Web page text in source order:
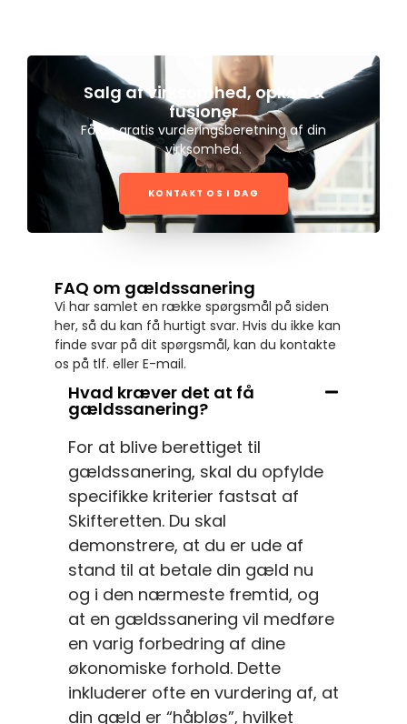
Salg af virksomhed, opkøb &
fusioner
Få en gratis vurderingsberetning af din
virksomhed.
KONTAKT OS I DAG
FAQ om gældssanering
Vi har samlet en række spørgsmål på siden
her, så du kan få hurtigt svar. Hvis du ikke kan
finde svar på dit spørgsmål, kan du kontakte
os på tlf. eller E-mail.
Hvad kræver det at få
gældssanering?
For at blive berettiget til
gældssanering, skal du opfylde
specifikke kriterier fastsat af
Skifteretten. Du skal
demonstrere, at du er ude af
stand til at betale din gæld nu
og i den nærmeste fremtid, og
at en gældssanering vil medføre
en varig forbedring af dine
økonomiske forhold. Dette
inkluderer ofte en vurdering af, at
din gæld er “håbløs”, hvilket